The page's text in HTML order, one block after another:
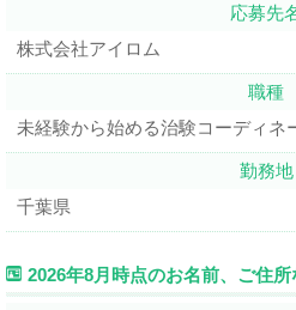
応募先
株式会社アイロム
職種
未経験から始める治験コーディネ
勤務地
千葉県
2026年8月時点のお名前、ご住所